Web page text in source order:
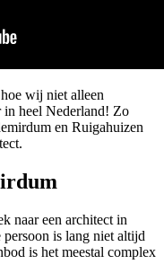
wij niet alleen
in heel Nederland! Zo
en Ruigahuizen
naar een architect in
is lang niet altijd
is het meestal complex